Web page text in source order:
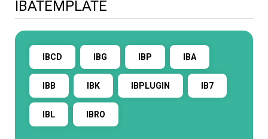
IBATEMPLATE
IBCD IBG IBP IBA
IBB IBK IBPLUGIN IB7
IBL IBRO